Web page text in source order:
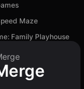
Maze
Family Playhouse